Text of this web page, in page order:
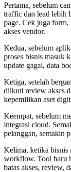
Pertama, sebelum
traffic dan lead lebih
page. Cek juga
akses vendor.
Kedua, sebelum
proses bisnis masuk
update gagal, data
Ketiga, setelah
diikuti review akses
kepemilikan aset
Keempat, sebelum
integrasi cloud.
pelanggan, semakin
Kelima, ketika bisnis
workflow. Tool baru
batas akses, review,